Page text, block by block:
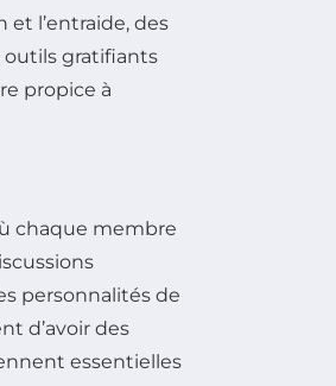
l’entraide, des
outils gratifiants
propice à
chaque membre
personnalités de
d’avoir des
essentielles